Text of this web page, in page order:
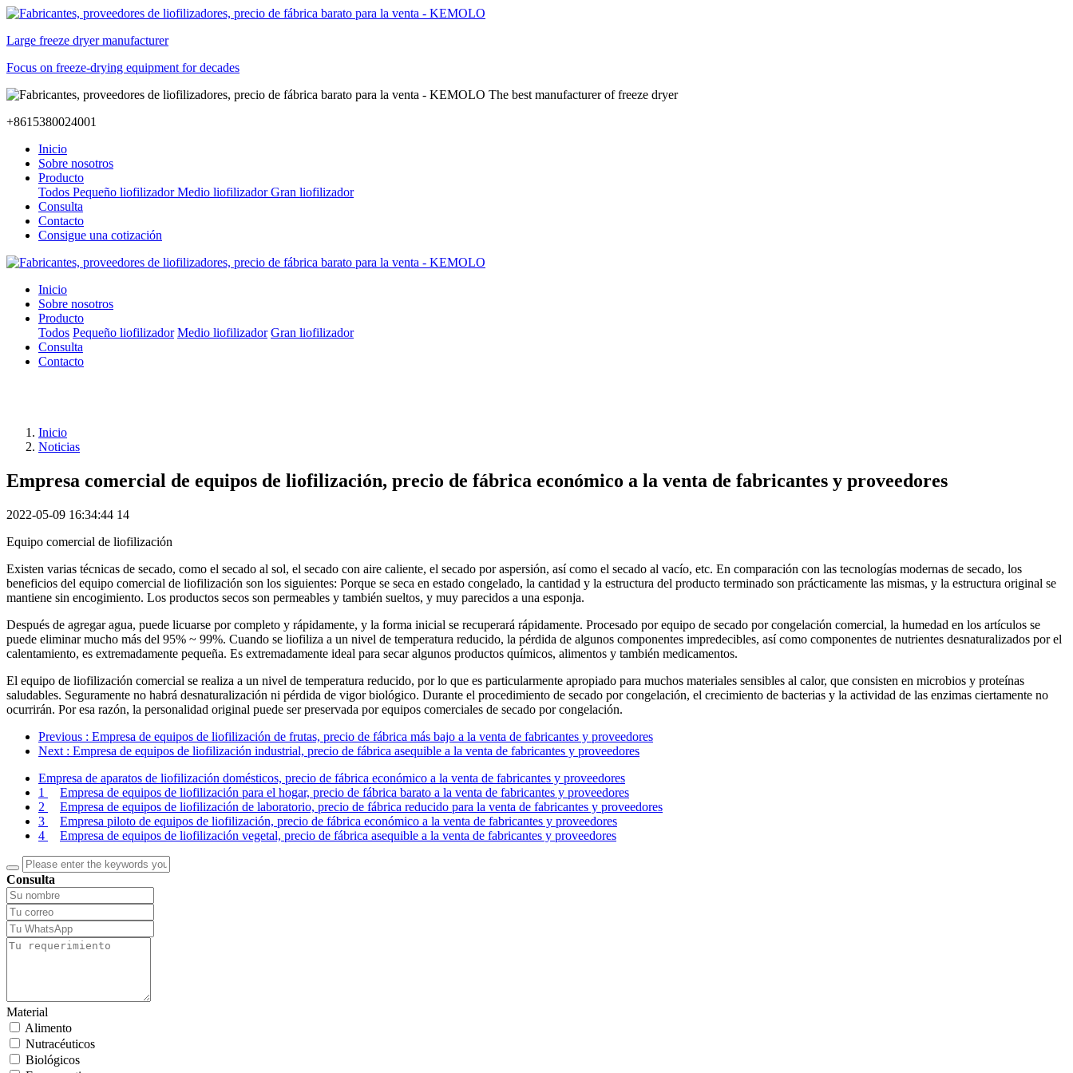
Large freeze dryer manufacturer
Focus on freeze-drying equipment for decades
The best manufacturer of freeze dryer
+8615380024001
Inicio
Sobre nosotros
Producto
Todos Pequeño liofilizador Medio liofilizador Gran liofilizador
Consulta
Contacto
Consigue una cotización
Inicio
Sobre nosotros
Producto
Todos Pequeño liofilizador Medio liofilizador Gran liofilizador
Consulta
Contacto
Inicio
Noticias
Empresa comercial de equipos de liofilización, precio de fábrica económico a la venta de fabricantes y proveedores
2022-05-09 16:34:44 14
Equipo comercial de liofilización
Existen varias técnicas de secado, como el secado al sol, el secado con aire caliente, el secado por aspersión, así como el secado al vacío, etc. En comparación con las tecnologías modernas de secado, los
beneficios del equipo comercial de liofilización son los siguientes: Porque se seca en estado congelado, la cantidad y la estructura del producto terminado son prácticamente las mismas, y la estructura original se
mantiene sin encogimiento. Los productos secos son permeables y también sueltos, y muy parecidos a una esponja.
Después de agregar agua, puede licuarse por completo y rápidamente, y la forma inicial se recuperará rápidamente. Procesado por equipo de secado por congelación comercial, la humedad en los artículos se
puede eliminar mucho más del 95% ~ 99%. Cuando se liofiliza a un nivel de temperatura reducido, la pérdida de algunos componentes impredecibles, así como componentes de nutrientes desnaturalizados por el
calentamiento, es extremadamente pequeña. Es extremadamente ideal para secar algunos productos químicos, alimentos y también medicamentos.
El equipo de liofilización comercial se realiza a un nivel de temperatura reducido, por lo que es particularmente apropiado para muchos materiales sensibles al calor, que consisten en microbios y proteínas
saludables. Seguramente no habrá desnaturalización ni pérdida de vigor biológico. Durante el procedimiento de secado por congelación, el crecimiento de bacterias y la actividad de las enzimas ciertamente no
ocurrirán. Por esa razón, la personalidad original puede ser preservada por equipos comerciales de secado por congelación.
Previous : Empresa de equipos de liofilización de frutas, precio de fábrica más bajo a la venta de fabricantes y proveedores
Next : Empresa de equipos de liofilización industrial, precio de fábrica asequible a la venta de fabricantes y proveedores
Empresa de aparatos de liofilización domésticos, precio de fábrica económico a la venta de fabricantes y proveedores
1
Empresa de equipos de liofilización para el hogar, precio de fábrica barato a la venta de fabricantes y proveedores
2
Empresa de equipos de liofilización de laboratorio, precio de fábrica reducido para la venta de fabricantes y proveedores
3
Empresa piloto de equipos de liofilización, precio de fábrica económico a la venta de fabricantes y proveedores
4
Empresa de equipos de liofilización vegetal, precio de fábrica asequible a la venta de fabricantes y proveedores
Consulta
Material
Alimento
Nutracéuticos
Biológicos